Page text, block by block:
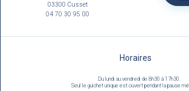
03300 Cusset
04 70 30 95 00
Horaires
Du lundi au vendredi de 8h30 à 17h30.
Seul le guichet unique est ouvert pendant la pause